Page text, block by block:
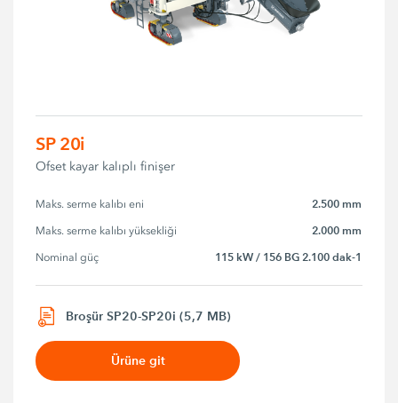
SP 20i
Ofset kayar kalıplı finişer
Maks. serme kalıbı eni 2.500 mm
Maks. serme kalıbı yüksekliği 2.000 mm
Nominal güç 115 kW / 156 BG 2.100 dak-1
Broşür SP20-SP20i (5,7 MB)
Ürüne git